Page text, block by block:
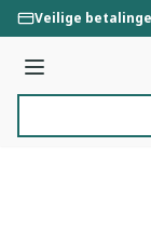
Ga naar de inhoud
Veilige
Menu